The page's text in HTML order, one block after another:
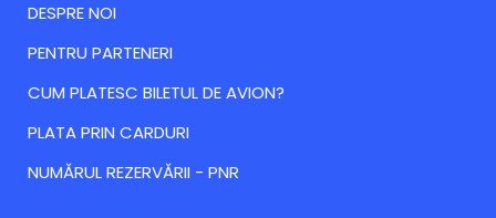
DESPRE NOI
PENTRU PARTENERI
CUM PLATESC BILETUL DE AVION?
PLATA PRIN CARDURI
NUMĂRUL REZERVĂRII - PNR